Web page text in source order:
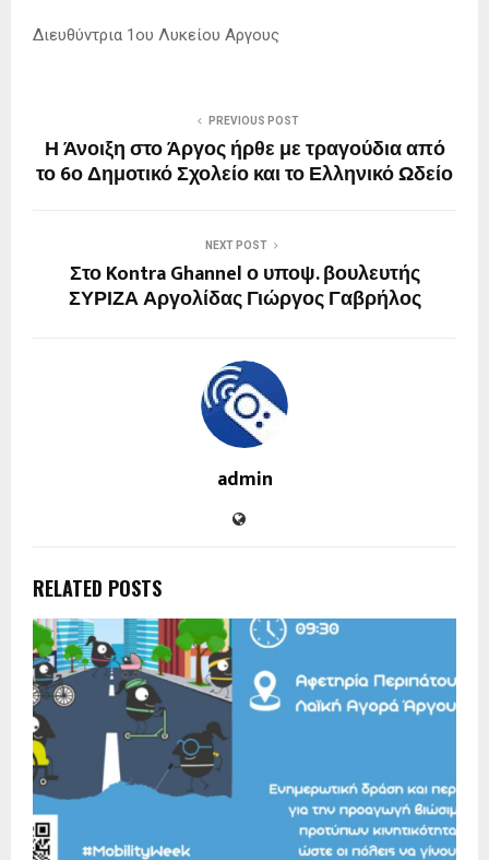
Διευθύντρια 1ου Λυκείου Αργους
PREVIOUS POST
Η Άνοιξη στο Άργος ήρθε με τραγούδια από
το 6ο Δημοτικό Σχολείο και το Ελληνικό Ωδείο
NEXT POST
Στο Kontra Ghannel ο υποψ. βουλευτής
ΣΥΡΙΖΑ Αργολίδας Γιώργος Γαβρήλος
admin
RELATED POSTS